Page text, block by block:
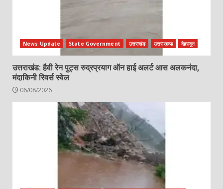
News Update State Government उत्तराखंड उत्तराखण्ड देहरादून
उत्तराखंड: हैवी रेन पुट्स रुद्रप्रयाग ऑन हाई अलर्ट आस अलकनंदा,
मंदाकिनी रिवर्स स्वेल
06/08/2026